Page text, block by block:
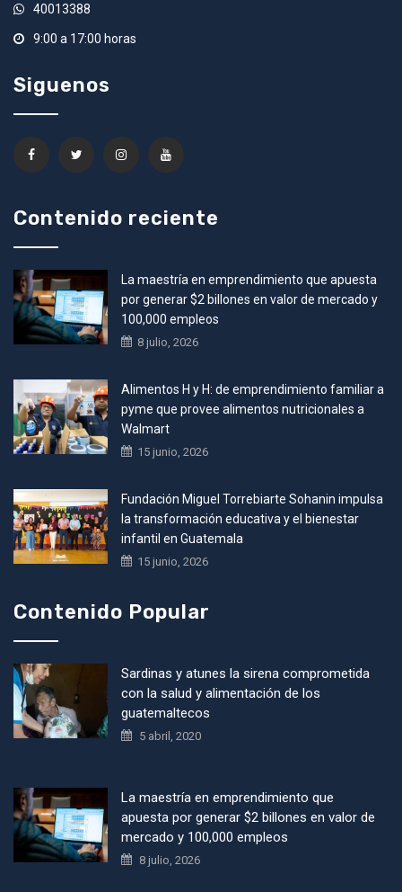
40013388
9:00 a 17:00 horas
Siguenos
Contenido reciente
La maestría en emprendimiento que apuesta
por generar $2 billones en valor de mercado y
100,000 empleos
8 julio, 2026
Alimentos H y H: de emprendimiento familiar a
pyme que provee alimentos nutricionales a
Walmart
15 junio, 2026
Fundación Miguel Torrebiarte Sohanin impulsa
la transformación educativa y el bienestar
infantil en Guatemala
15 junio, 2026
Contenido Popular
Sardinas y atunes la sirena comprometida
con la salud y alimentación de los
guatemaltecos
5 abril, 2020
La maestría en emprendimiento que
apuesta por generar $2 billones en valor de
mercado y 100,000 empleos
8 julio, 2026